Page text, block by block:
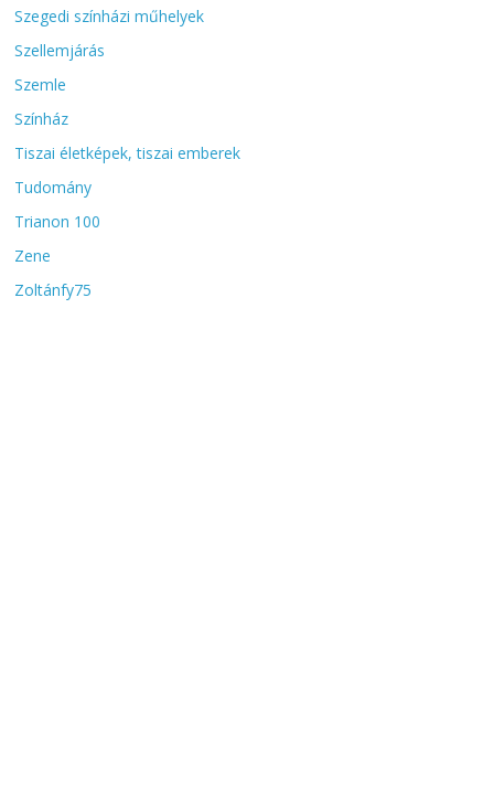
Szegedi színházi műhelyek
Szellemjárás
Szemle
Színház
Tiszai életképek, tiszai emberek
Tudomány
Trianon 100
Zene
Zoltánfy75